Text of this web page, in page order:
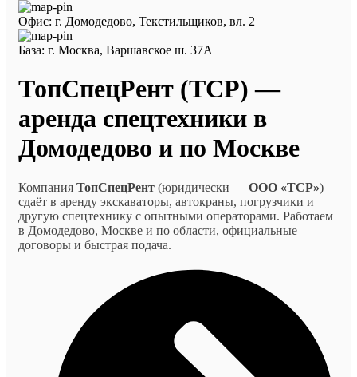
Офис: г. Домодедово, Текстильщиков, вл. 2
База: г. Москва, Варшавское ш. 37А
ТопСпецРент (ТСР) —
аренда спецтехники в
Домодедово и по Москве
Компания ТопСпецРент (юридически — ООО «ТСР»)
сдаёт в аренду экскаваторы, автокраны, погрузчики и
другую спецтехнику с опытными операторами. Работаем
в Домодедово, Москве и по области, официальные
договоры и быстрая подача.